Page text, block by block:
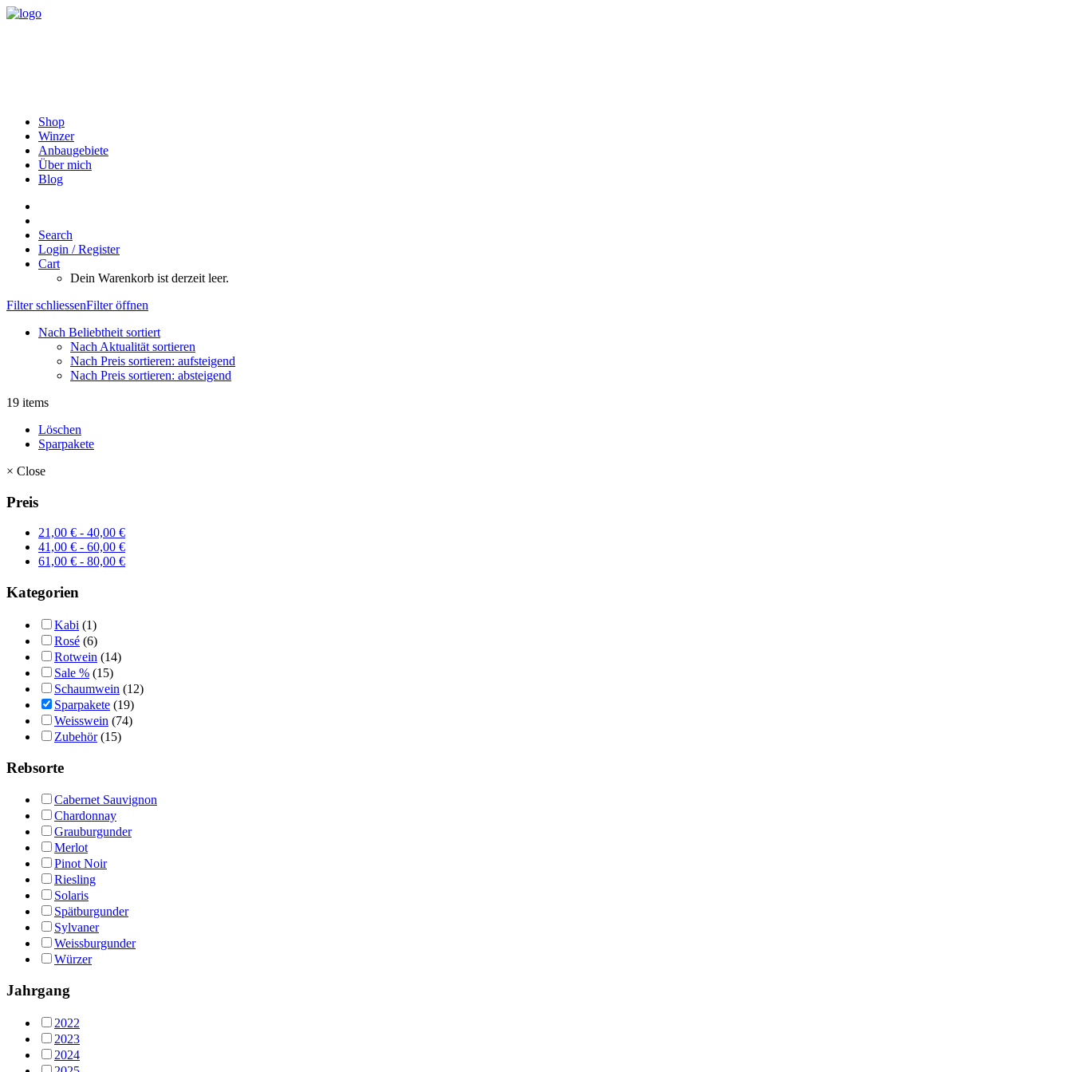
Shop
Winzer
Anbaugebiete
Über mich
Blog
Search
Login / Register
Cart
Dein Warenkorb ist derzeit leer.
Filter schliessenFilter öffnen
Nach Beliebtheit sortiert
Nach Aktualität sortieren
Nach Preis sortieren: aufsteigend
Nach Preis sortieren: absteigend
19 items
Löschen
Sparpakete
× Close
Preis
21,00 € - 40,00 €
41,00 € - 60,00 €
61,00 € - 80,00 €
Kategorien
Kabi (1)
Rosé (6)
Rotwein (14)
Sale % (15)
Schaumwein (12)
Sparpakete (19)
Weisswein (74)
Zubehör (15)
Rebsorte
Cabernet Sauvignon
Chardonnay
Grauburgunder
Merlot
Pinot Noir
Riesling
Solaris
Spätburgunder
Sylvaner
Weissburgunder
Würzer
Jahrgang
2022
2023
2024